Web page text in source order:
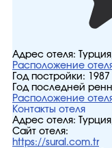
Адрес отеля:
Расположение
Год постройки:
1987
Год последней
Расположение
Контакты отеля
Адрес отеля:
Сайт отеля:
https://sural.com.tr